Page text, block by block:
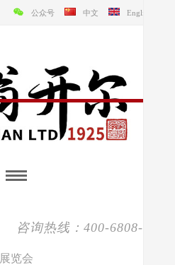
公众号 中文 English
咨询热线：400-6808-138
展览会